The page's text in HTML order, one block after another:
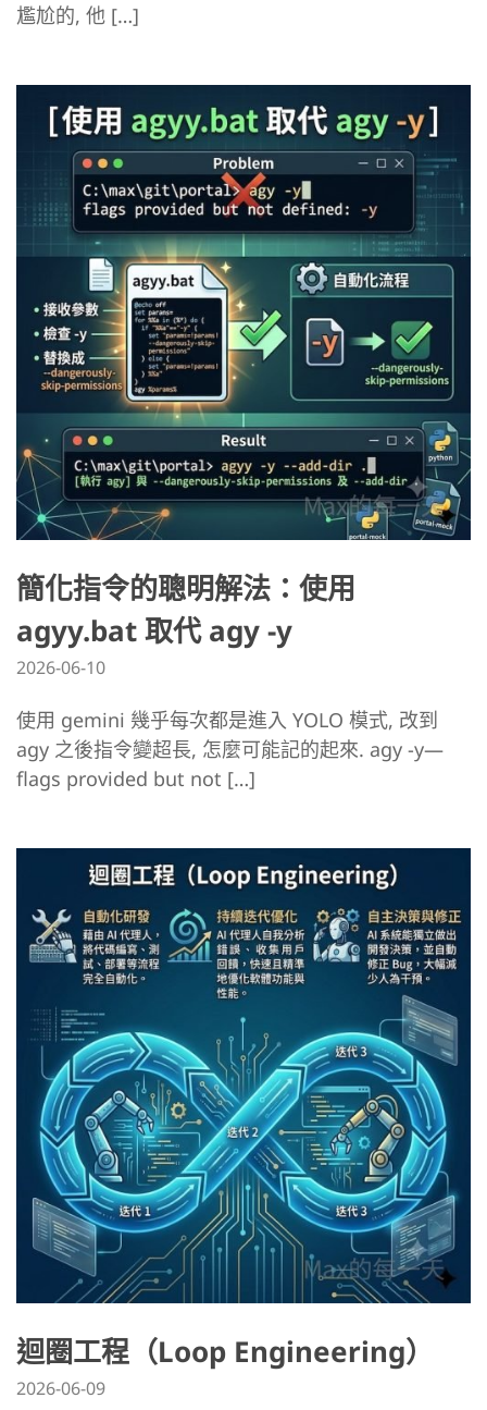
尷尬的, 他 […]
簡化指令的聰明解法：使用
agyy.bat 取代 agy -y
2026-06-10
使用 gemini 幾乎每次都是進入 YOLO 模式, 改到
agy 之後指令變超長, 怎麼可能記的起來. agy -y—
flags provided but not […]
迴圈工程（Loop Engineering）
2026-06-09